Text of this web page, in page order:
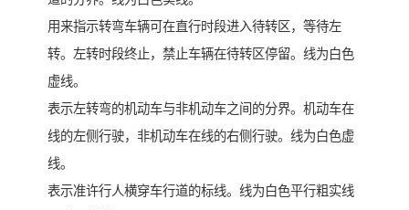
用来指示转弯车辆可在直行时段进入待转区，等待左
转。左转时段终止，禁止车辆在待转区停留。线为白色
虚线。
表示左转弯的机动车与非机动车之间的分界。机动车在
线的左侧行驶，非机动车在线的右侧行驶。线为白色虚
线。
表示准许行人横穿车行道的标线。线为白色平行粗实线